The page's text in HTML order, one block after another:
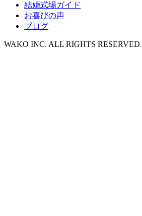
結婚式場ガイド
お喜びの声
ブログ
WAKO INC. ALL RIGHTS RESERVED.